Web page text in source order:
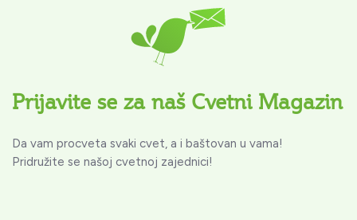
Prijavite se za naš Cvetni Magazin
Da vam procveta svaki cvet, a i baštovan u vama!
Pridružite se našoj cvetnoj zajednici!